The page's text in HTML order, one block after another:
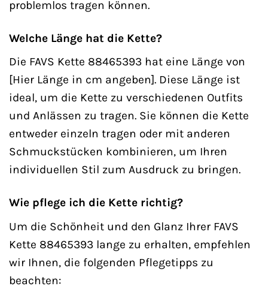
problemlos tragen können.
Welche Länge hat die Kette?
Die FAVS Kette 88465393 hat eine Länge von
[Hier Länge in cm angeben]. Diese Länge ist
ideal, um die Kette zu verschiedenen Outfits
und Anlässen zu tragen. Sie können die Kette
entweder einzeln tragen oder mit anderen
Schmuckstücken kombinieren, um Ihren
individuellen Stil zum Ausdruck zu bringen.
Wie pflege ich die Kette richtig?
Um die Schönheit und den Glanz Ihrer FAVS
Kette 88465393 lange zu erhalten, empfehlen
wir Ihnen, die folgenden Pflegetipps zu
beachten: